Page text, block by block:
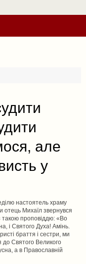
але
у
настоятель храму
отець Михаїл звернувся
такою проповіддю: «Во
і Святого Духа! Амінь.
браття і сестри, ми
Святого Великого
а в Православній